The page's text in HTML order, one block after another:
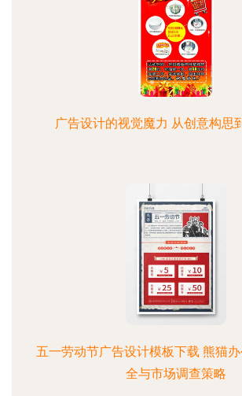
广告设计的视觉魔力 从创意构思
五一劳动节广告设计模板下载 熊猫
全与市场调查策略